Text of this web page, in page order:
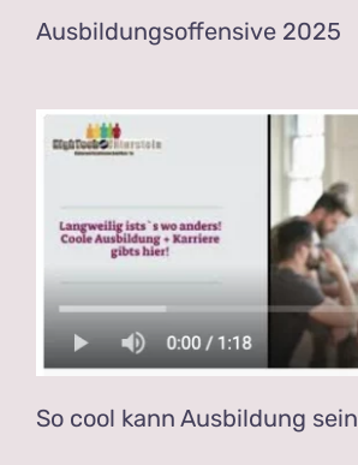
Ausbildungsoffensive 2025
So cool kann Ausbildung sein